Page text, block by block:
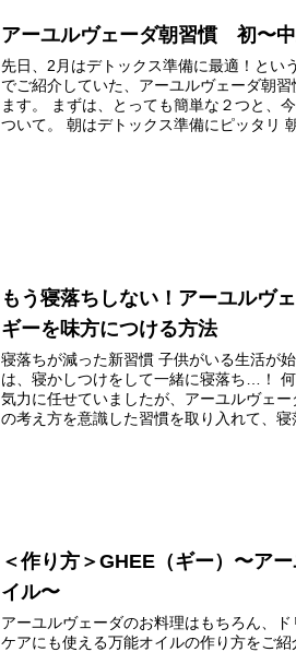
アーユルヴェーダ朝習慣 初〜
先日、2月はデトックス準備に最適！とい
でご紹介していた、アーユルヴェーダ朝
ます。 まずは、とっても簡単な２つと、
ついて。 朝はデトックス準備にピッタリ
もう寝落ちしない！アーユルヴ
ギーを味方につける方法
寝落ちが減った新習慣 子供がいる生活が
は、寝かしつけをして一緒に寝落ち…！ 何
気力に任せていましたが、アーユルヴェ
の考え方を意識した習慣を取り入れて、寝
＜作り方＞GHEE（ギー）〜ア
イル〜
アーユルヴェーダのお料理はもちろん、
ケアにも使える万能オイルの作り方をご